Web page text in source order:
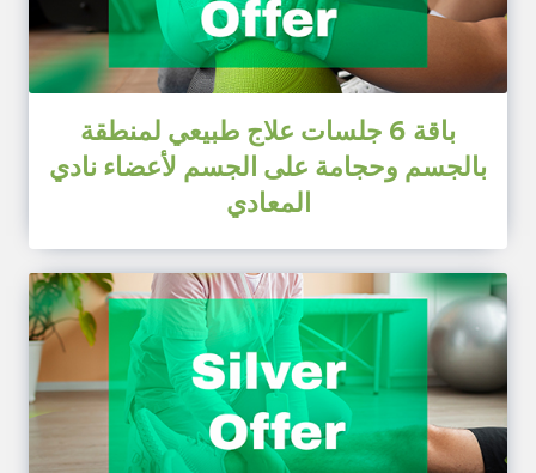
باقة 6 جلسات علاج طبيعي لمنطقة
بالجسم وحجامة على الجسم لأعضاء نادي
المعادي